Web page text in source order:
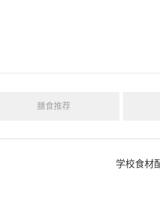
膳食推荐
学校食材